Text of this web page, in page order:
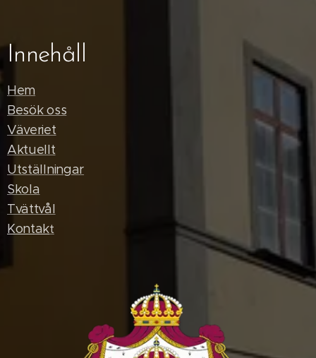
Innehåll
Hem
Besök oss
Väveriet
Aktuellt
Utställningar
Skola
Tvättvål
Kontakt